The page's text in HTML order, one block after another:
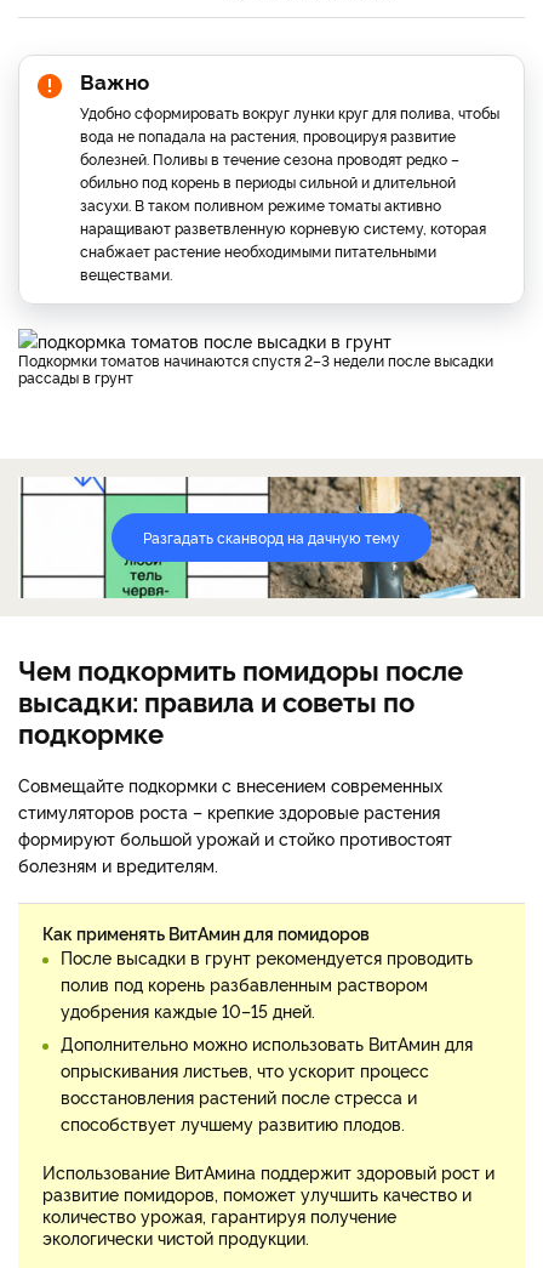
Важно
Удобно сформировать вокруг лунки круг для полива, чтобы
вода не попадала на растения, провоцируя развитие
болезней. Поливы в течение сезона проводят редко –
обильно под корень в периоды сильной и длительной
засухи. В таком поливном режиме томаты активно
наращивают разветвленную корневую систему, которая
снабжает растение необходимыми питательными
веществами.
Подкормки томатов начинаются спустя 2–3 недели после высадки
рассады в грунт
Разгадать сканворд на дачную тему
Чем подкормить помидоры после
высадки: правила и советы по
подкормке
Совмещайте подкормки с внесением современных
стимуляторов роста – крепкие здоровые растения
формируют большой урожай и стойко противостоят
болезням и вредителям.
Как применять ВитАмин для помидоров
После высадки в грунт рекомендуется проводить
полив под корень разбавленным раствором
удобрения каждые 10–15 дней.
Дополнительно можно использовать ВитАмин для
опрыскивания листьев, что ускорит процесс
восстановления растений после стресса и
способствует лучшему развитию плодов.
Использование ВитАмина поддержит здоровый рост и
развитие помидоров, поможет улучшить качество и
количество урожая, гарантируя получение
экологически чистой продукции.